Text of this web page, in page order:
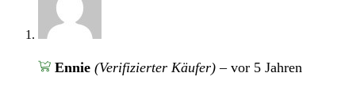
Ennie (Verifizierter Käufer) – vor 5 Jahren